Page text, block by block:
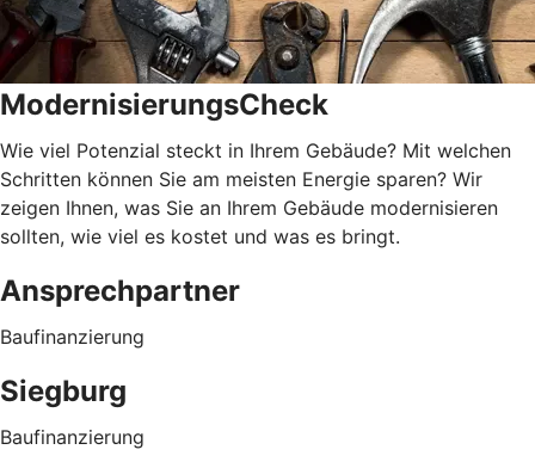
ModernisierungsCheck
Wie viel Potenzial steckt in Ihrem Gebäude? Mit welchen
Schritten können Sie am meisten Energie sparen? Wir
zeigen Ihnen, was Sie an Ihrem Gebäude modernisieren
sollten, wie viel es kostet und was es bringt.
Ansprechpartner
Baufinanzierung
Siegburg
Baufinanzierung